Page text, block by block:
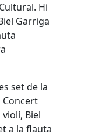
Hi
Garriga
set de la
Concert
Biel
a la flauta